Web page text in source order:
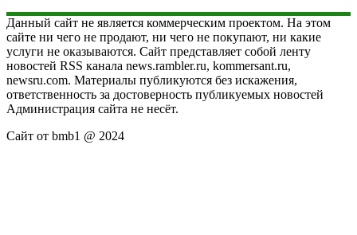
Данный сайт не является коммерческим проектом. На этом
сайте ни чего не продают, ни чего не покупают, ни какие
услуги не оказываются. Сайт представляет собой ленту
новостей RSS канала news.rambler.ru, kommersant.ru,
newsru.com. Материалы публикуются без искажения,
ответственность за достоверность публикуемых новостей
Администрация сайта не несёт.
Сайт от bmb1 @ 2024